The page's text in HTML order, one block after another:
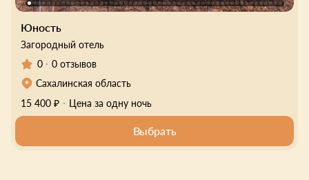
Юность
Загородный отель
0
0 отзывов
Сахалинская область
15 400 ₽
Цена за одну ночь
Выбрать